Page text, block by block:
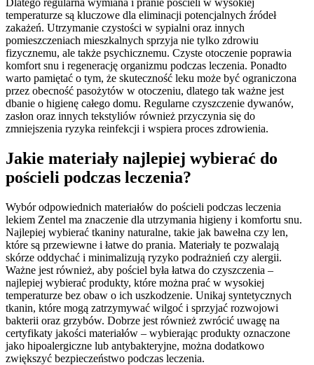
temperaturze są kluczowe dla eliminacji potencjalnych źródeł
zakażeń. Utrzymanie czystości w sypialni oraz innych
pomieszczeniach mieszkalnych sprzyja nie tylko zdrowiu
fizycznemu, ale także psychicznemu. Czyste otoczenie poprawia
komfort snu i regenerację organizmu podczas leczenia. Ponadto
warto pamiętać o tym, że skuteczność leku może być ograniczona
przez obecność pasożytów w otoczeniu, dlatego tak ważne jest
dbanie o higienę całego domu. Regularne czyszczenie dywanów,
zasłon oraz innych tekstyliów również przyczynia się do
zmniejszenia ryzyka reinfekcji i wspiera proces zdrowienia.
Jakie materiały najlepiej wybierać do
pościeli podczas leczenia?
Wybór odpowiednich materiałów do pościeli podczas leczenia
lekiem Zentel ma znaczenie dla utrzymania higieny i komfortu snu.
Najlepiej wybierać tkaniny naturalne, takie jak bawełna czy len,
które są przewiewne i łatwe do prania. Materiały te pozwalają
skórze oddychać i minimalizują ryzyko podrażnień czy alergii.
Ważne jest również, aby pościel była łatwa do czyszczenia –
najlepiej wybierać produkty, które można prać w wysokiej
temperaturze bez obaw o ich uszkodzenie. Unikaj syntetycznych
tkanin, które mogą zatrzymywać wilgoć i sprzyjać rozwojowi
bakterii oraz grzybów. Dobrze jest również zwrócić uwagę na
certyfikaty jakości materiałów – wybierając produkty oznaczone
jako hipoalergiczne lub antybakteryjne, można dodatkowo
zwiększyć bezpieczeństwo podczas leczenia.